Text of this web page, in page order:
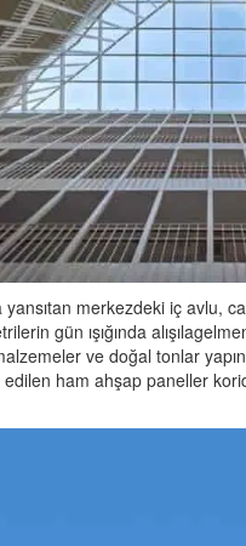
merkezdeki iç avlu,
gün ışığında
ve doğal tonlar
ham ahşap paneller